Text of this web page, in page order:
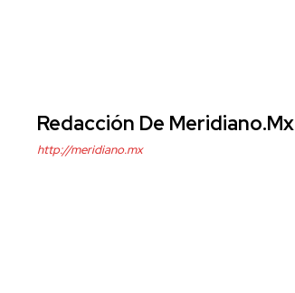
Redacción De Meridiano.mx
http://meridiano.mx